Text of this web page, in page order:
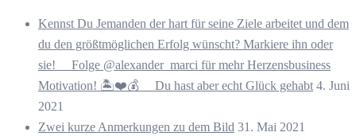
Kennst Du Jemanden der hart für seine Ziele arbeitet und dem
du den größtmöglichen Erfolg wünscht? Markiere ihn oder
sie! ⠀ Folge @alexander_marci für mehr Herzensbusiness
Motivation! 🏝️❤️💰 ⠀ Du hast aber echt Glück gehabt 4. Juni
2021
Zwei kurze Anmerkungen zu dem Bild 31. Mai 2021